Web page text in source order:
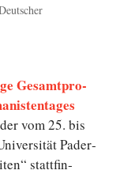
Ge­samt­pro­
vom 25. bis
Pader­
statt­fin­